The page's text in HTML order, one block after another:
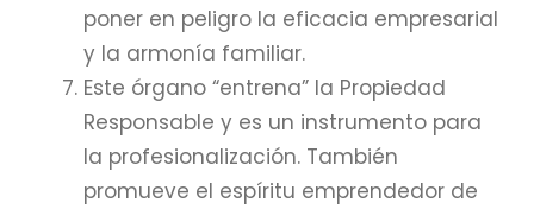
poner en peligro la eficacia empresarial
y la armonía familiar.
Este órgano “entrena” la Propiedad
Responsable y es un instrumento para
la profesionalización. También
promueve el espíritu emprendedor de